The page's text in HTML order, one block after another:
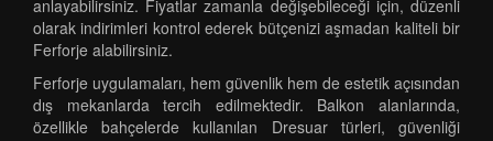
anlayabilirsiniz. Fiyatlar zamanla değişebileceği için, düzenli
olarak indirimleri kontrol ederek bütçenizi aşmadan kaliteli bir
Ferforje alabilirsiniz.
Ferforje uygulamaları, hem güvenlik hem de estetik açısından
dış mekanlarda tercih edilmektedir. Balkon alanlarında,
özellikle bahçelerde kullanılan Dresuar türleri, güvenliği